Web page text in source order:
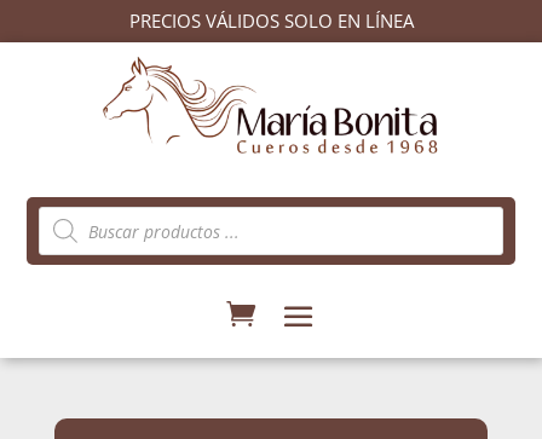
PRECIOS VÁLIDOS SOLO EN LÍNEA
Búsqueda
de
productos